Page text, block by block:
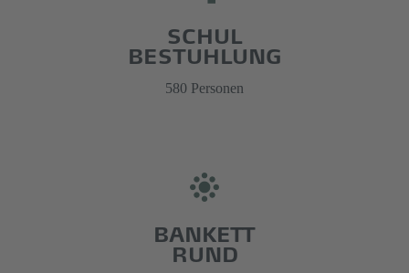
SCHUL
BESTUHLUNG
580 Personen
BANKETT
RUND